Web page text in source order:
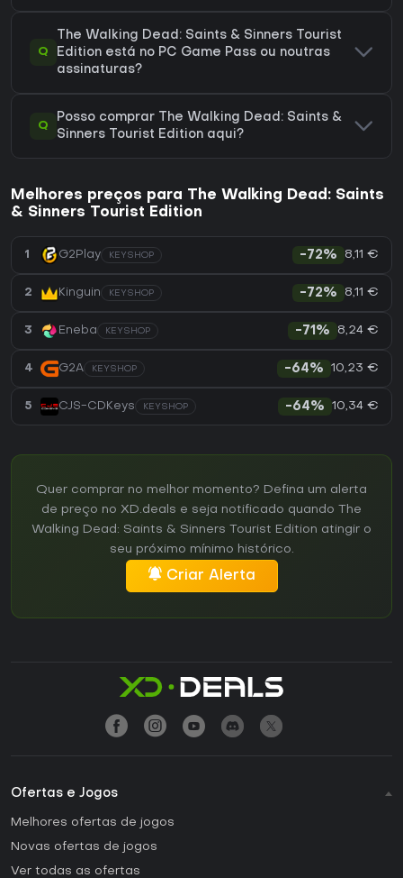
Q
The Walking Dead: Saints & Sinners Tourist
Edition está no PC Game Pass ou noutras
assinaturas?
Q
Posso comprar The Walking Dead: Saints &
Sinners Tourist Edition aqui?
Melhores preços para The Walking Dead: Saints
& Sinners Tourist Edition
1 G2Play KEYSHOP -72% 8,11 €
2 Kinguin KEYSHOP -72% 8,11 €
3 Eneba KEYSHOP -71% 8,24 €
4 G2A KEYSHOP -64% 10,23 €
5 CJS-CDKeys KEYSHOP -64% 10,34 €
Quer comprar no melhor momento? Defina um alerta
de preço no XD.deals e seja notificado quando The
Walking Dead: Saints & Sinners Tourist Edition atingir o
seu próximo mínimo histórico.
Criar Alerta
Ofertas e Jogos
Melhores ofertas de jogos
Novas ofertas de jogos
Ver todas as ofertas